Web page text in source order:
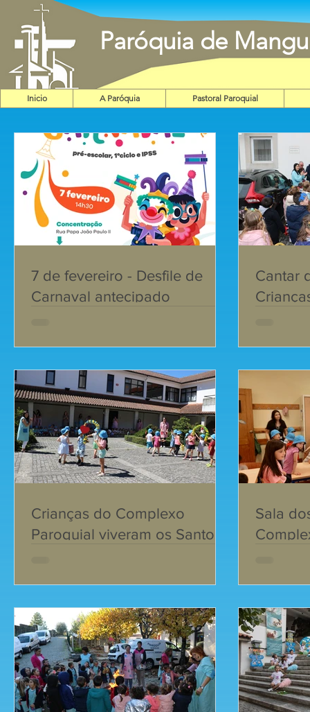
Paróquia de
Inicio A Paróquia Pastoral Paroquial
7 de fevereiro - Desfile de
Carnaval antecipado
Cantar
Crianças do Complexo
Paroquial viveram os Santos
Sala